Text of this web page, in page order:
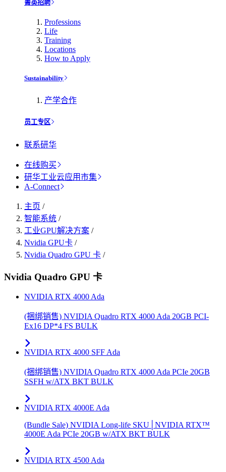
菁英招聘
Professions
Life
Training
Locations
How to Apply
Sustainability
产学合作
员工专区
联系研华
在线购买
研华工业云应用市集
A-Connect
主页 /
智能系统 /
工业GPU解决方案 /
Nvidia GPU卡 /
Nvidia Quadro GPU 卡 /
Nvidia Quadro GPU 卡
NVIDIA RTX 4000 Ada
(捆绑销售) NVIDIA Quadro RTX 4000 Ada 20GB PCI-
Ex16 DP*4 FS BULK
NVIDIA RTX 4000 SFF Ada
(捆绑销售) NVIDIA Quadro RTX 4000 Ada PCIe 20GB
SSFH w/ATX BKT BULK
NVIDIA RTX 4000E Ada
(Bundle Sale) NVIDIA Long-life SKU│NVIDIA RTX™
4000E Ada PCIe 20GB w/ATX BKT BULK
NVIDIA RTX 4500 Ada